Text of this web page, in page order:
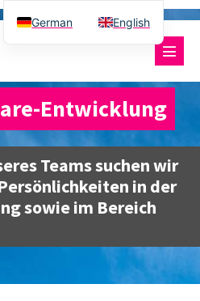
Entwicklung
Teams suchen wir
in der
sowie im Bereich
German English